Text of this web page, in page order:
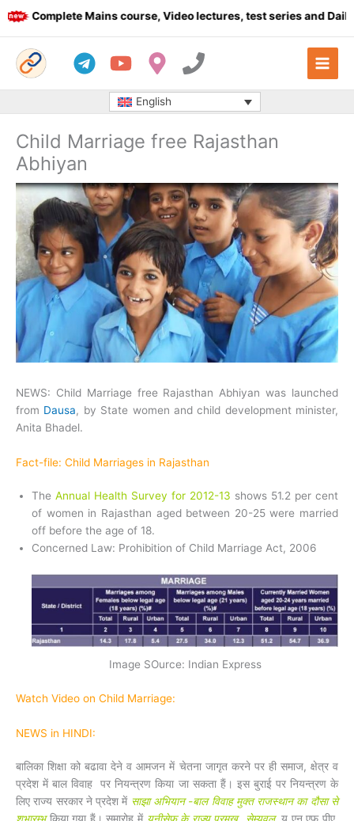
Skip
to
Complete Mains course, Video lectures, test series and Daily
English
Child Marriage free Rajasthan
Abhiyan
NEWS: Child Marriage free Rajasthan Abhiyan was launched
from Dausa, by State women and child development minister,
Anita Bhadel.
Fact-file: Child Marriages in Rajasthan
The Annual Health Survey for 2012-13 shows 51.2 per cent
of women in Rajasthan aged between 20-25 were married
off before the age of 18.
Concerned Law: Prohibition of Child Marriage Act, 2006
Image SOurce: Indian Express
Watch Video on Child Marriage:
NEWS in HINDI:
बालिका शिक्षा को बढावा देने व आमजन में चेतना जागृत करने पर ही समाज, क्षेत्र व
प्रदेश में बाल विवाह पर नियन्त्रण किया जा सकता हैं। इस बुराई पर नियन्त्रण के
लिए राज्य सरकार ने प्रदेश में साझा अभियान -बाल विवाह मुक्त राजस्थान का दौसा से
शुभारम्भकिया गया हैं। समारोह में यूनीसेफ के राज्य प्रमुख सेम्यूवल,यू एन एफ पीए